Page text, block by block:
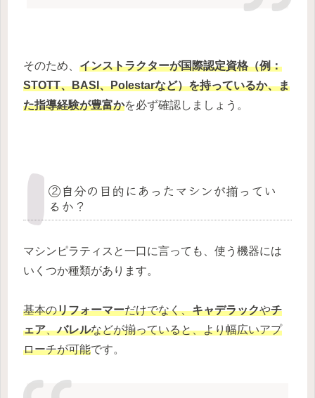
そのため、 インストラクターが国際認定資格（例：
STOTT、BASI、Polestarなど）を持っているか、ま
た指導経験が豊富かを必ず確認しましょう。
②自分の目的にあったマシンが揃ってい
るか？
マシンピラティスと一口に言っても、使う機器には
いくつか種類があります。
基本のリフォーマーだけでなく、キャデラックやチ
ェア、バレルなどが揃っていると、より幅広いアプ
ローチが可能です。